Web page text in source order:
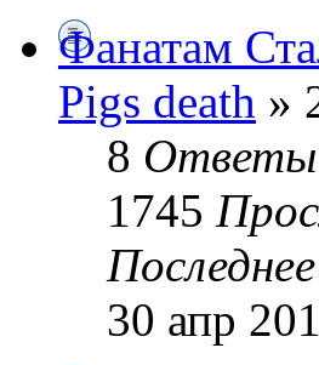
Фанатам
Pigs death »
8 Ответы
1745
30 апр